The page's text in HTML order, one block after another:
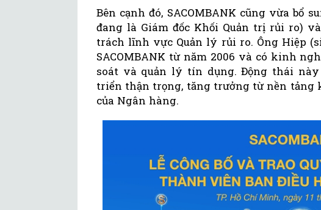
Bên cạnh đó, SACOMBANK cũng vừa bổ
đang là Giám đốc Khối Quản trị rủi ro)
trách lĩnh vực Quản lý rủi ro. Ông Hiệp
SACOMBANK từ năm 2006 và có kinh
soát và quản lý tín dụng. Động thái
triển thận trọng, tăng trưởng từ nền tảng
của Ngân hàng.